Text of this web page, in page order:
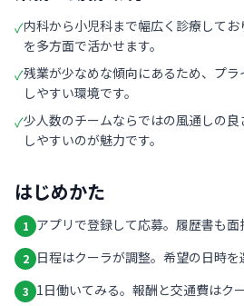
✓内科から小児科まで幅広く診療して
を多方面で活かせます。
✓残業が少なめな傾向にあるため、プ
しやすい環境です。
✓少人数のチームならではの風通しの
しやすいのが魅力です。
はじめかた
1 アプリで登録して応募。履歴書も
2 日程はクーラが調整。希望の日時を
3 1日働いてみる。報酬と交通費はク